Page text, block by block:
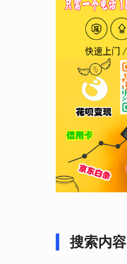
搜索内容